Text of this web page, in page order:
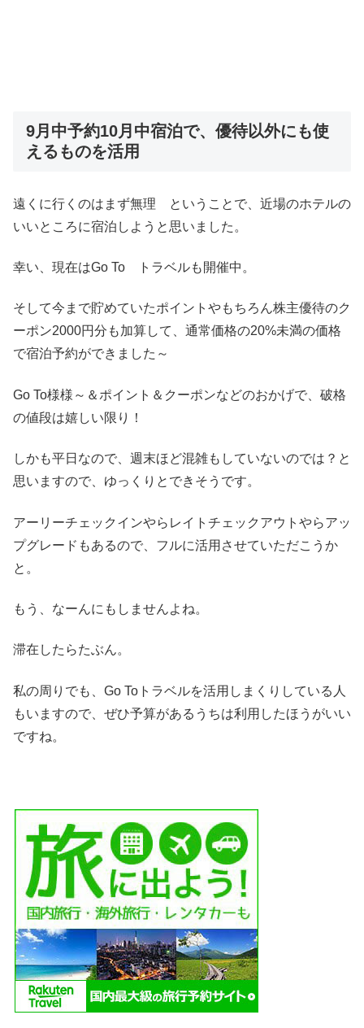
9月中予約10月中宿泊で、優待以外にも使
えるものを活用
遠くに行くのはまず無理 ということで、近場のホテルの
いいところに宿泊しようと思いました。
幸い、現在はGo To トラベルも開催中。
そして今まで貯めていたポイントやもちろん株主優待のク
ーポン2000円分も加算して、通常価格の20%未満の価格
で宿泊予約ができました～
Go To様様～＆ポイント＆クーポンなどのおかげで、破格
の値段は嬉しい限り！
しかも平日なので、週末ほど混雑もしていないのでは？と
思いますので、ゆっくりとできそうです。
アーリーチェックインやらレイトチェックアウトやらアッ
プグレードもあるので、フルに活用させていただこうか
と。
もう、なーんにもしませんよね。
滞在したらたぶん。
私の周りでも、Go Toトラベルを活用しまくりしている人
もいますので、ぜひ予算があるうちは利用したほうがいい
ですね。